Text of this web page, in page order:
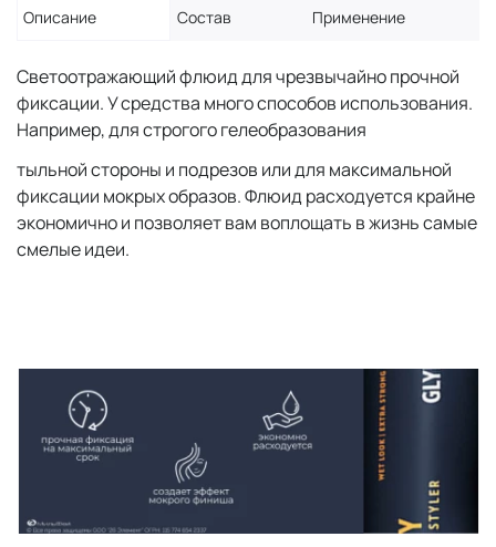
Описание Состав Применение
Светоотражающий флюид для чрезвычайно прочной
фиксации. У средства много способов использования.
Например, для строгого гелеобразования
тыльной стороны и подрезов или для максимальной
фиксации мокрых образов. Флюид расходуется крайне
экономично и позволяет вам воплощать в жизнь самые
смелые идеи.